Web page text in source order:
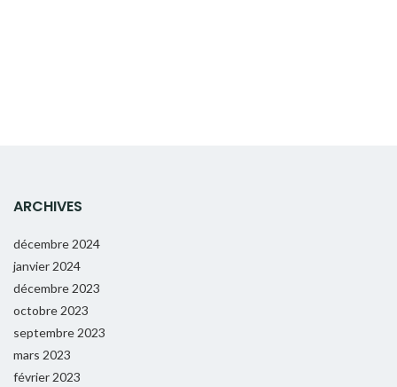
ARCHIVES
décembre 2024
janvier 2024
décembre 2023
octobre 2023
septembre 2023
mars 2023
février 2023